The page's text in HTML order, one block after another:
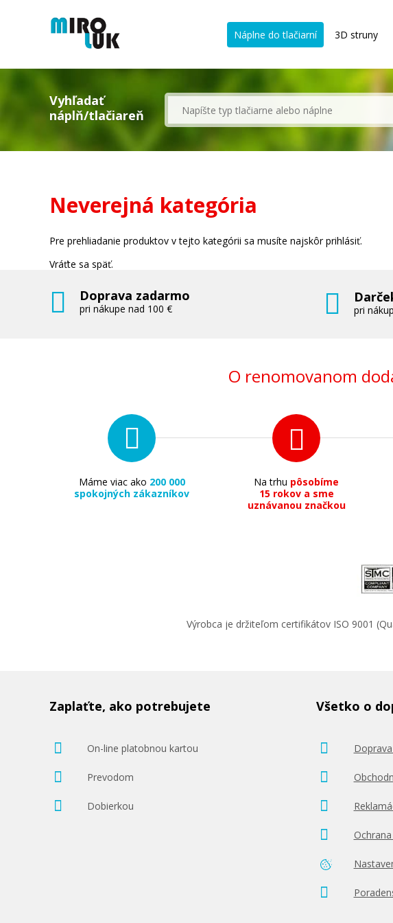
Náplne do tlačiarní 3D struny
Vyhľadať
náplň/tlačiareň
Neverejná kategória
Pre prehliadanie produktov v tejto kategórii sa musíte najskôr prihlásiť.
Vráťte sa späť.
Doprava zadarmo
pri nákupe nad 100 € pri
O renomovanom
Máme viac ako 200 000
spokojných zákazníkov
Na trhu pôsobíme
15 rokov a sme
uznávanou značkou
Výrobca je držiteľom certifikátov ISO 9001
Zaplaťte, ako potrebujete
On-line platobnou kartou
Prevodom
Dobierkou
Všetko o